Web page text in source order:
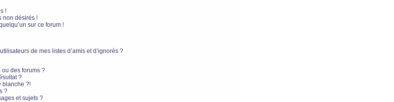
!
non désirés !
sur ce forum !
de mes listes d’amis et d’ignorés ?
des forums ?
?
blanche ?!
?
et sujets ?